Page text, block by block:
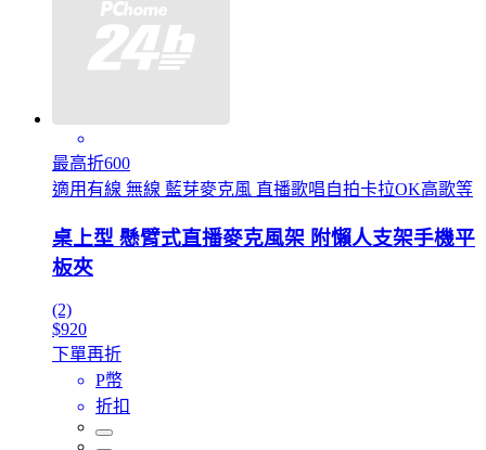
最高折600
適用有線 無線 藍芽麥克風 直播歌唱自拍卡拉OK高歌等
桌上型 懸臂式直播麥克風架 附懶人支架手機平
板夾
(2)
$920
下單再折
P幣
折扣